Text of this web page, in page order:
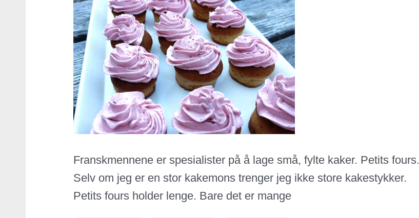
Franskmennene er spesialister på å lage små, fylte kaker. Petits fours.
Selv om jeg er en stor kakemons trenger jeg ikke store kakestykker.
Petits fours holder lenge. Bare det er mange